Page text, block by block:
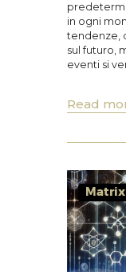
in ogni
tendenze,
sul futuro,
eventi si
Read
Matrix